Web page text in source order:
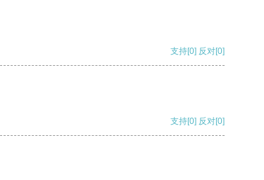
支持[0] 反对[0]
支持[0] 反对[0]